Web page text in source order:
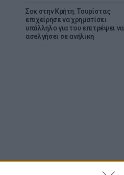
Σοκ στην Κρήτη: Τουρίστας
επιχείρησε να χρηματίσει
υπάλληλο για του επιτρέψει να
ασελγήσει σε ανήλικη